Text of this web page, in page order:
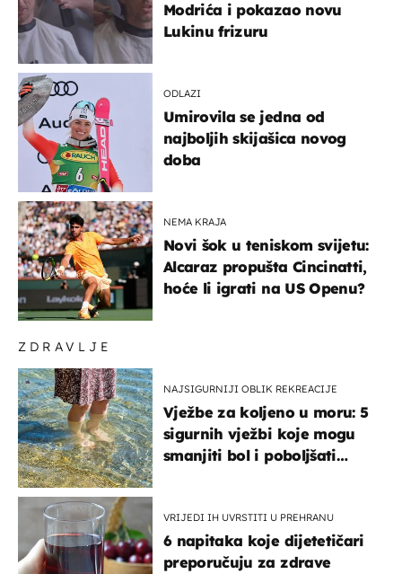
ZDRAVLJE
NAJSIGURNIJI OBLIK REKREACIJE
Vježbe za koljeno u moru: 5
sigurnih vježbi koje mogu
smanjiti bol i poboljšati
VRIJEDI IH UVRSTITI U PREHRANU
6 napitaka koje dijetetičari
preporučuju za zdrave
Modrića i pokazao novu
Lukinu frizuru
ODLAZI
Umirovila se jedna od
najboljih skijašica novog
doba
NEMA KRAJA
Novi šok u teniskom svijetu:
Alcaraz propušta Cincinatti,
hoće li igrati na US Openu?